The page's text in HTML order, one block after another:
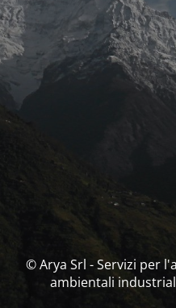
© Arya Srl - Servizi per
ambientali